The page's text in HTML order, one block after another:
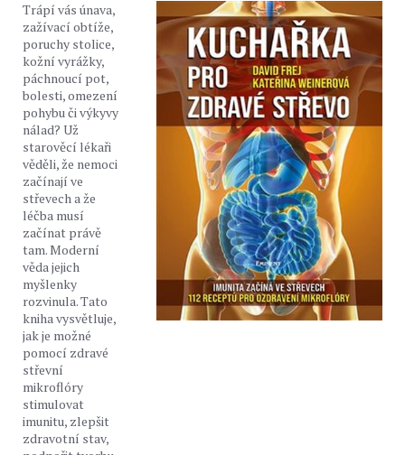
Trápí vás únava,
zažívací obtíže,
poruchy stolice,
kožní vyrážky,
páchnoucí pot,
bolesti, omezení
pohybu či výkyvy
nálad? Už
starověcí lékaři
věděli, že nemoci
začínají ve
střevech a že
léčba musí
začínat právě
tam. Moderní
věda jejich
myšlenky
rozvinula. Tato
kniha vysvětluje,
jak je možné
pomocí zdravé
střevní
mikroflóry
stimulovat
imunitu, zlepšit
zdravotní stav,